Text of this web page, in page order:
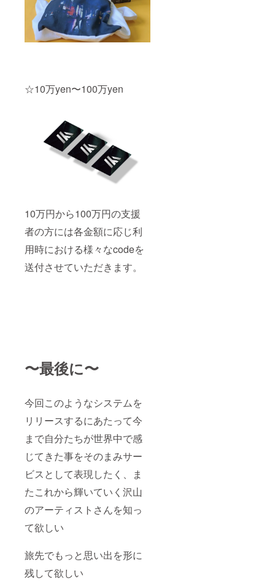
☆10万yen〜100万yen
10万円から100万円の支援
者の方には各金額に応じ利
用時における様々なcodeを
送付させていただきます。
〜最後に〜
今回このようなシステムを
リリースするにあたって今
まで自分たちが世界中で感
じてきた事をそのまみサー
ビスとして表現したく、ま
たこれから輝いていく沢山
のアーティストさんを知っ
て欲しい
旅先でもっと思い出を形に
残して欲しい